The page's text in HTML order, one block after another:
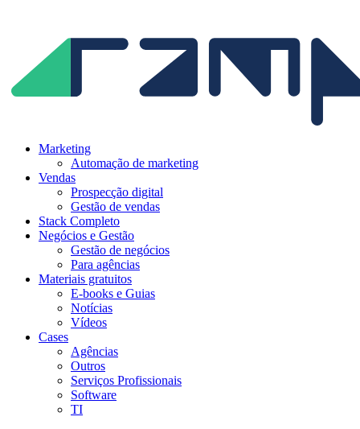
conteúdo
Marketing
Automação de marketing
Vendas
Prospecção digital
Gestão de vendas
Stack Completo
Negócios e Gestão
Gestão de negócios
Para agências
Materiais gratuitos
E-books e Guias
Notícias
Vídeos
Cases
Agências
Outros
Serviços Profissionais
Software
TI